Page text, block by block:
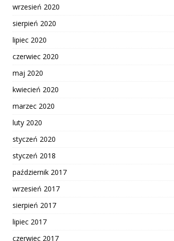
wrzesień 2020
sierpień 2020
lipiec 2020
czerwiec 2020
maj 2020
kwiecień 2020
marzec 2020
luty 2020
styczeń 2020
styczeń 2018
październik 2017
wrzesień 2017
sierpień 2017
lipiec 2017
czerwiec 2017